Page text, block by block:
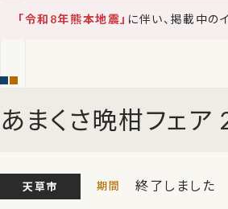
「令和8年熊本地震」 に伴い、掲載中の
あまくさ晩柑フェア
天草市 終了しました